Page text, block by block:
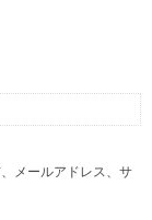
メールアドレス、サ